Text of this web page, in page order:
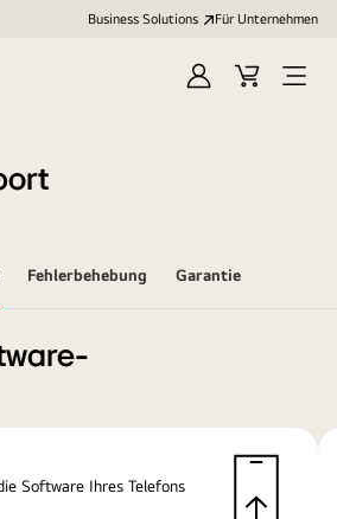
Business Solutions Für Unternehmen
Anmelden
Cart
Open
Fehlerbehebung Garantie
Software Ihres Telefons